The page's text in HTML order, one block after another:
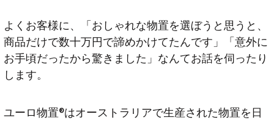
よくお客様に、「おしゃれな物置を選ぼうと思うと、
商品だけで数十万円で諦めかけてたんです」「意外に
お手頃だったから驚きました」なんてお話を伺ったり
します。
ユーロ物置®️はオーストラリアで生産された物置を日